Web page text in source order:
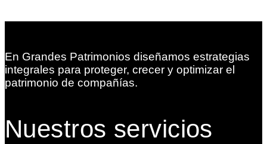
En Grandes Patrimonios diseñamos estrategias
integrales para proteger, crecer y optimizar el
patrimonio de compañías.
Nuestros servicios